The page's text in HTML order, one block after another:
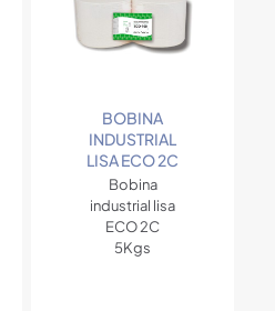
BOBINA
INDUSTRIAL
LISA ECO 2C
Bobina
industrial lisa
ECO 2C
5Kgs